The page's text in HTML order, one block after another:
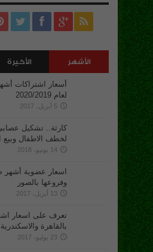
الأشهر الأخيرة
أسعار اشتراكات
لعام 2020/2019
5 أبريل، 2017
كارثة.. تشكيل
لخطف الاطفال وبيع
14 يونيو، 2018
اسعار عضوية أشهر
وفروعها بالصور
13 أبريل، 2017
تعرف على اسعار
بالقاهرة والاسكندرية
23 يوليو، 2017